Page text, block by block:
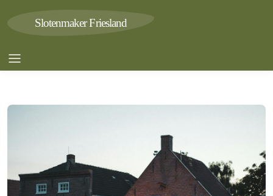
Slotenmaker Friesland